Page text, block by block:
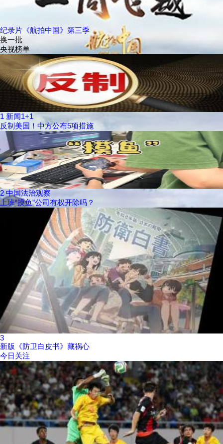
纪录片《航拍中国》第三季
换一批
央视榜单
1 新闻1+1
反制美国！中方公布5项措施
2 中国法治观察
上班“摸鱼”公司有权开除吗？
3
新版《防卫白皮书》藏祸心
今日关注